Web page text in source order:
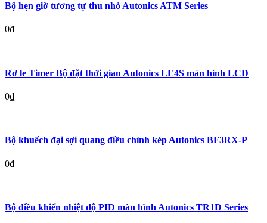
Bộ hẹn giờ tương tự thu nhỏ Autonics ATM Series
0₫
Rơ le Timer Bộ đặt thời gian Autonics LE4S màn hình LCD
0₫
Bộ khuếch đại sợi quang điều chỉnh kép Autonics BF3RX-P
0₫
Bộ điều khiển nhiệt độ PID màn hình Autonics TR1D Series